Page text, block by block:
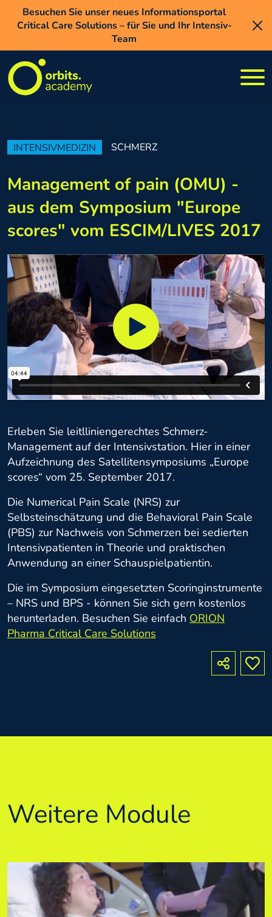
Direkt zum Inhalt
Besuchen Sie unser neues Informationsportal
Critical Care Solutions – für Sie und Ihr Intensiv-
Team
Besuchen Sie unser neues Informationsportal
Critical Care Solutions – für Sie und Ihr Intensiv-
Team
Jetzt Wissen auffrischen zu Asthma und COPD -
auf WEHALE.life
INTENSIVMEDIZIN SCHMERZ
Management of pain (OMU) -
aus dem Symposium "Europe
scores" vom ESCIM/LIVES 2017
Erleben Sie leitlliniengerechtes Schmerz-
Management auf der Intensivstation. Hier in einer
Aufzeichnung des Satellitensymposiums „Europe
scores“ vom 25. September 2017.
Die Numerical Pain Scale (NRS) zur
Selbsteinschätzung und die Behavioral Pain Scale
(PBS) zur Nachweis von Schmerzen bei sedierten
Intensivpatienten in Theorie und praktischen
Anwendung an einer Schauspielpatientin.
Die im Symposium eingesetzten Scoringinstrumente
– NRS und BPS - können Sie sich gern kostenlos
herunterladen. Besuchen Sie einfach ORION
Pharma Critical Care Solutions
Weitere Module